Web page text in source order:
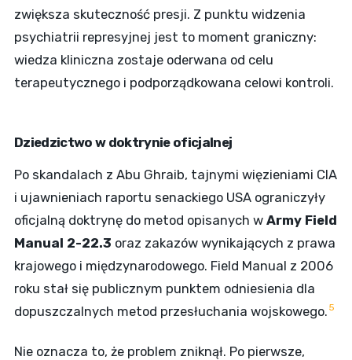
zwiększa skuteczność presji. Z punktu widzenia
psychiatrii represyjnej jest to moment graniczny:
wiedza kliniczna zostaje oderwana od celu
terapeutycznego i podporządkowana celowi kontroli.
Dziedzictwo w doktrynie oficjalnej
Po skandalach z Abu Ghraib, tajnymi więzieniami CIA
i ujawnieniach raportu senackiego USA ograniczyły
oficjalną doktrynę do metod opisanych w Army Field
Manual 2-22.3 oraz zakazów wynikających z prawa
krajowego i międzynarodowego. Field Manual z 2006
roku stał się publicznym punktem odniesienia dla
dopuszczalnych metod przesłuchania wojskowego. 5
Nie oznacza to, że problem zniknął. Po pierwsze,